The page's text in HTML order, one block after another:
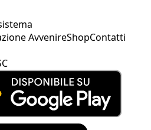
AvvenireShopContatti